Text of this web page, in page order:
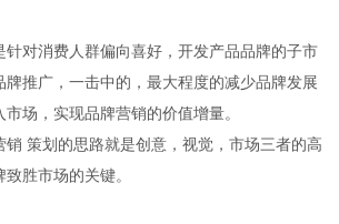
针对消费人群偏向喜好，开发产品品牌的子市
牌推广，一击中的，最大程度的减少品牌发展
场，实现品牌营销的价值增量。
销 策划的思路就是创意，视觉，市场三者的高
胜市场的关键。